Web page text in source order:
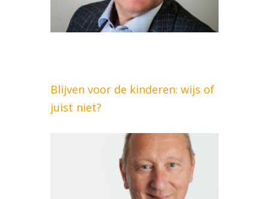
Blijven voor de kinderen: wijs of
juist niet?